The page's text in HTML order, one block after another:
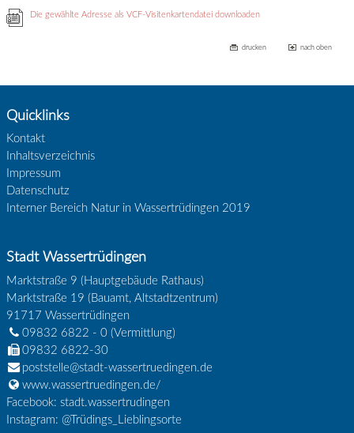
Die gewählte Adresse als VCF-Visitenkartendatei downloaden
drucken nach oben
Quicklinks
Kontakt
Inhaltsverzeichnis
Impressum
Datenschutz
Interner Bereich Natur in Wassertrüdingen 2019
Stadt Wassertrüdingen
Marktstraße 9 (Hauptgebäude Rathaus)
Marktstraße 19 (Bauamt, Altstadtzentrum)
91717 Wassertrüdingen
09832 6822 - 0(Vermittlung)
09832 6822-30
poststelle@stadt-wassertruedingen.de
www.wassertruedingen.de/
Facebook: stadt.wassertrudingen
Instagram: @Trüdings_Lieblingsorte